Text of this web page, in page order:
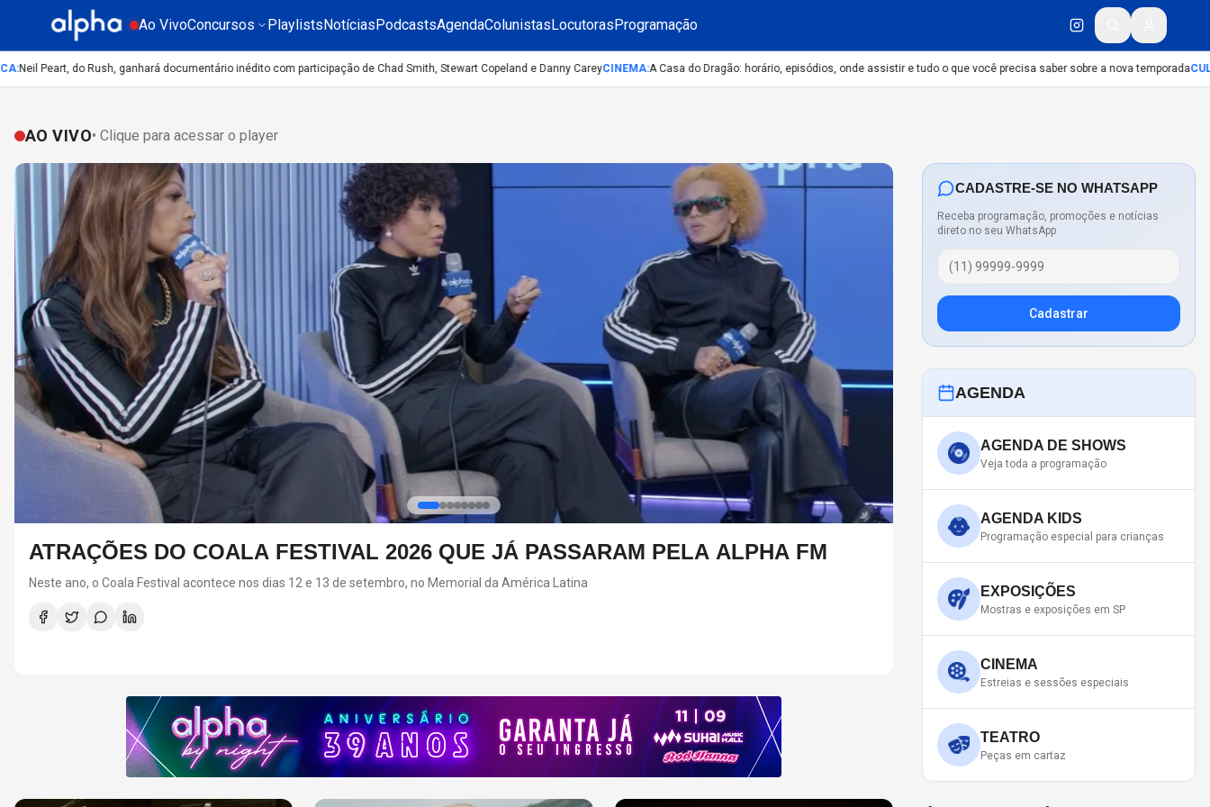
Ao VivoConcursos PlaylistsNotíciasPodcastsAgendaColunistasLocutorasProgramação
Peart, do Rush, ganhará documentário inédito com participação de Chad Smith, Stewart Copeland e Danny CareyCINEMA :A Casa do Dragão: horário, episódios, onde assistir e tudo o que você precisa saber sobre a nova temporada
AO VIVO• Clique para acessar o player
FM
RED HOT CHILI PEPPERS DEVE VOLTAR AOS ESTÚDIOS EM BREVE, DIZ
ANTHONY KIEDIS
Banda toca no Espaço
CADASTRE-SE NO WHATSAPP
Receba programação, promoções e notícias
direto no seu WhatsApp
Cadastrar
AGENDA
AGENDA DE SHOWS
Veja toda a programação
AGENDA KIDS
Programação especial para crianças
EXPOSIÇÕES
Mostras e exposições em SP
CINEMA
Estreias e sessões especiais
TEATRO
Peças em cartaz